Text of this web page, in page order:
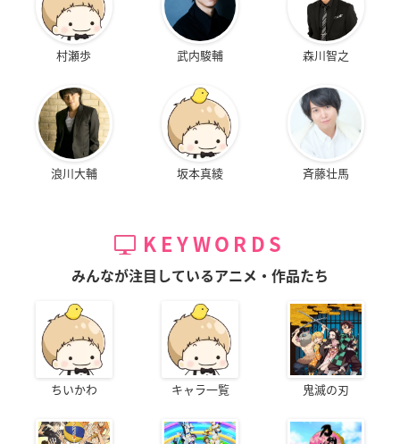
村瀬歩 武内駿輔 森川智之
浪川大輔 坂本真綾 斉藤壮馬
KEYWORDS
みんなが注目しているアニメ・作品たち
ちいかわ キャラ一覧 鬼滅の刃